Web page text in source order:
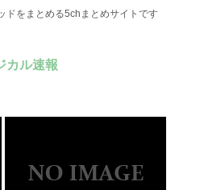
ドをまとめる5chまとめサイトです
カル速報